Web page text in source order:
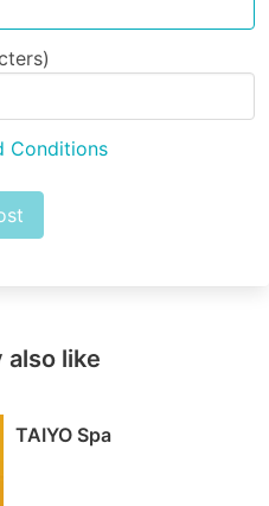
Conditions
also like
TAIYO Spa